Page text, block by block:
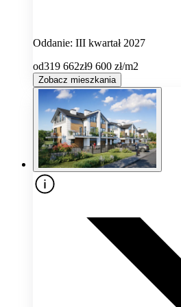
Oddanie: III kwartał 2027
od319 662zł9 600 zł/m2
Zobacz mieszkania